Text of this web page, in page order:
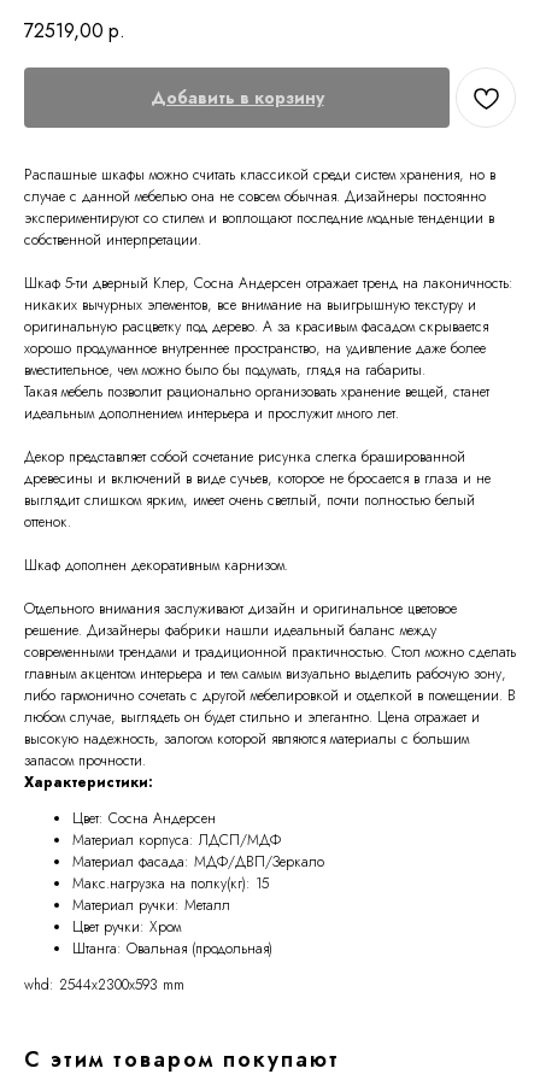
72519,00 р.
Добавить в корзину
Распашные шкафы можно считать классикой среди систем хранения, но в
случае с данной мебелью она не совсем обычная. Дизайнеры постоянно
экспериментируют со стилем и воплощают последние модные тенденции в
собственной интерпретации.
Шкаф 5-ти дверный Клер, Сосна Андерсен отражает тренд на лаконичность:
никаких вычурных элементов, все внимание на выигрышную текстуру и
оригинальную расцветку под дерево. А за красивым фасадом скрывается
хорошо продуманное внутреннее пространство, на удивление даже более
вместительное, чем можно было бы подумать, глядя на габариты.
Такая мебель позволит рационально организовать хранение вещей, станет
идеальным дополнением интерьера и прослужит много лет.
Декор представляет собой сочетание рисунка слегка брашированной
древесины и включений в виде сучьев, которое не бросается в глаза и не
выглядит слишком ярким, имеет очень светлый, почти полностью белый
оттенок.
Шкаф дополнен декоративным карнизом.
Отдельного внимания заслуживают дизайн и оригинальное цветовое
решение. Дизайнеры фабрики нашли идеальный баланс между
современными трендами и традиционной практичностью. Стол можно сделать
главным акцентом интерьера и тем самым визуально выделить рабочую зону,
либо гармонично сочетать с другой мебелировкой и отделкой в помещении. В
любом случае, выглядеть он будет стильно и элегантно. Цена отражает и
высокую надежность, залогом которой являются материалы с большим
запасом прочности.
Характеристики:
Цвет: Сосна Андерсен
Материал корпуса: ЛДСП/МДФ
Материал фасада: МДФ/ДВП/Зеркало
Макс.нагрузка на полку(кг): 15
Материал ручки: Металл
Цвет ручки: Хром
Штанга: Овальная (продольная)
whd: 2544x2300x593 mm
С этим товаром покупают